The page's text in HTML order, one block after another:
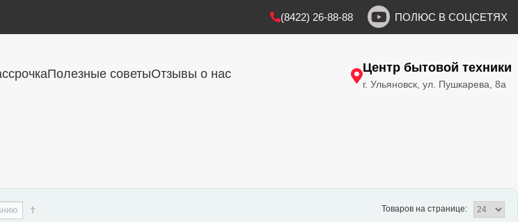
(8422) 26-88-88 ПОЛЮС В СОЦСЕТЯХ
Полезные советыОтзывы о нас Центр бытовой техники
г. Ульяновск, ул. Пушкарева, 8а
Товаров на странице: